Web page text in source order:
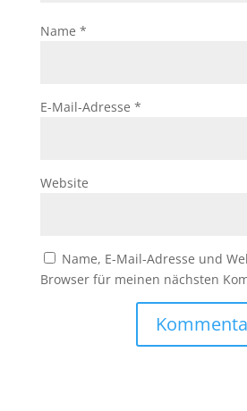
Name *
E-Mail-Adresse *
Website
Name, E-Mail-Adresse und
Browser für meinen nächsten